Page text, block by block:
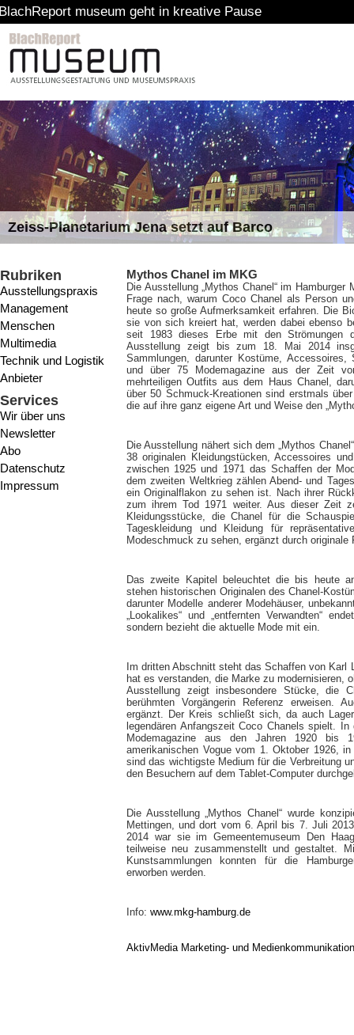
museum geht in kreative Pause
Zeiss-Planetarium Jena setzt auf Barco
Rubriken
Ausstellungspraxis
Management
Menschen
Multimedia
Technik und Logistik
Anbieter
Services
Wir über uns
Newsletter
Abo
Datenschutz
Impressum
Mythos Chanel im MKG
Die Ausstellung „Mythos Chanel“ im
Frage nach, warum Coco Chanel als Person
heute so große Aufmerksamkeit erfahren. Die
sie von sich kreiert hat, werden dabei ebenso
seit 1983 dieses Erbe mit den Strömungen
Ausstellung zeigt bis zum 18. Mai 2014
Sammlungen, darunter Kostüme,
und über 75 Modemagazine aus der Zeit
mehrteiligen Outfits aus dem Haus Chanel,
über 50 Schmuck-Kreationen sind erstmals
die auf ihre ganz eigene Art und Weise den
Die Ausstellung nähert sich dem „Mythos
38 originalen Kleidungstücken, Accessoires
zwischen 1925 und 1971 das Schaffen der
dem zweiten Weltkrieg zählen Abend- und
ein Originalflakon zu sehen ist. Nach ihrer
zum ihrem Tod 1971 weiter. Aus dieser Zeit
Kleidungsstücke, die Chanel für die
Tageskleidung und Kleidung für
Modeschmuck zu sehen, ergänzt durch originale
Das zweite Kapitel beleuchtet die bis heute
stehen historischen Originalen des Chanel-
darunter Modelle anderer Modehäuser,
„Lookalikes“ und „entfernten Verwandten“
sondern bezieht die aktuelle Mode mit ein.
Im dritten Abschnitt steht das Schaffen von
hat es verstanden, die Marke zu modernisieren,
Ausstellung zeigt insbesondere Stücke, die
berühmten Vorgängerin Referenz erweisen.
ergänzt. Der Kreis schließt sich, da auch
legendären Anfangszeit Coco Chanels spielt.
Modemagazine aus den Jahren 1920 bis
amerikanischen Vogue vom 1. Oktober 1926,
sind das wichtigste Medium für die Verbreitung
den Besuchern auf dem Tablet-Computer
Die Ausstellung „Mythos Chanel“ wurde
Mettingen, und dort vom 6. April bis 7. Juli
2014 war sie im Gemeentemuseum Den
teilweise neu zusammenstellt und gestaltet.
Kunstsammlungen konnten für die
erworben werden.
Info: www.mkg-hamburg.de
AktivMedia Marketing- und